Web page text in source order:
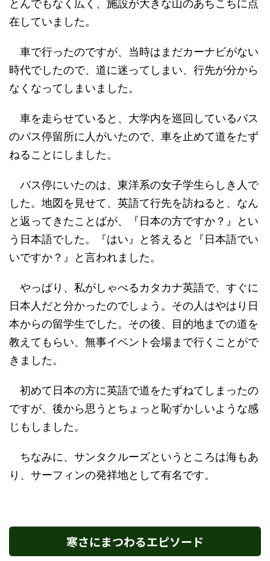
とんでもなく広く、施設が大きな山のあちこちに点
在していました。
車で行ったのですが、当時はまだカーナビがない
時代でしたので、道に迷ってしまい、行先が分から
なくなってしまいました。
車を走らせていると、大学内を巡回しているバス
のバス停留所に人がいたので、車を止めて道をたず
ねることにしました。
バス停にいたのは、東洋系の女子学生らしき人で
した。地図を見せて、英語て行先を訪ねると、なん
と返ってきたことばが、『日本の方ですか？』とい
う日本語でした。『はい』と答えると『日本語でい
いですか？』と言われました。
やっぱり、私がしゃべるカタカナ英語で、すぐに
日本人だと分かったのでしょう。その人はやはり日
本からの留学生でした。その後、目的地までの道を
教えてもらい、無事イベント会場まで行くことがで
きました。
初めて日本の方に英語で道をたずねてしまったの
ですが、後から思うとちょっと恥ずかしいような感
じもしました。
ちなみに、サンタクルーズというところは海もあ
り、サーフィンの発祥地として有名です。
寒さにまつわるエピソード